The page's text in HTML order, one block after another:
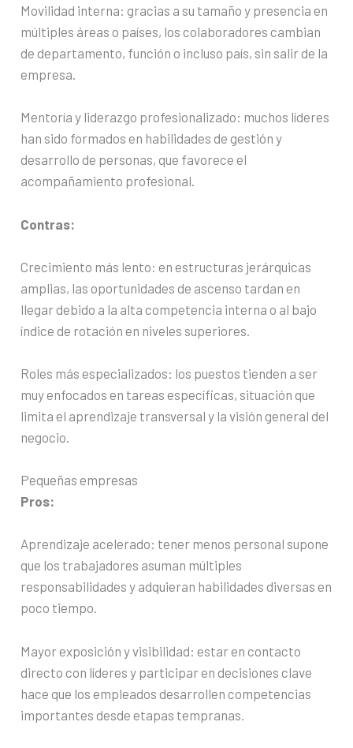
Movilidad interna: gracias a su tamaño y presencia en
múltiples áreas o países, los colaboradores cambian
de departamento, función o incluso país, sin salir de la
empresa.
Mentoría y liderazgo profesionalizado: muchos líderes
han sido formados en habilidades de gestión y
desarrollo de personas, que favorece el
acompañamiento profesional.
Contras:
Crecimiento más lento: en estructuras jerárquicas
amplias, las oportunidades de ascenso tardan en
llegar debido a la alta competencia interna o al bajo
índice de rotación en niveles superiores.
Roles más especializados: los puestos tienden a ser
muy enfocados en tareas específicas, situación que
limita el aprendizaje transversal y la visión general del
negocio.
Pequeñas empresas
Pros:
Aprendizaje acelerado: tener menos personal supone
que los trabajadores asuman múltiples
responsabilidades y adquieran habilidades diversas en
poco tiempo.
Mayor exposición y visibilidad: estar en contacto
directo con líderes y participar en decisiones clave
hace que los empleados desarrollen competencias
importantes desde etapas tempranas.